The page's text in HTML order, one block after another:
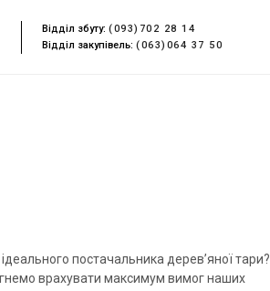
Відділ збуту: (093)702 28 14
Відділ закупівель: (063)064 37 50
постачальника дерев’яної тари?
врахувати максимум вимог наших